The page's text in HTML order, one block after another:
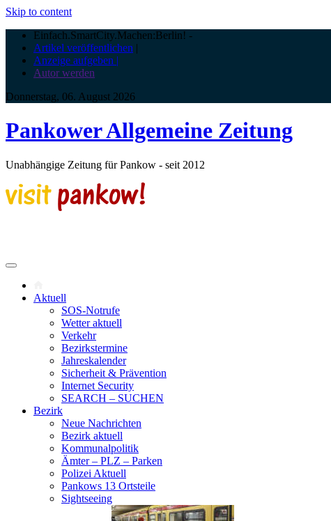
Skip to content
Einfach.SmartCity.Machen:Berlin! -
Artikel veröffentlichen |
Anzeige aufgeben |
Autor werden
Donnerstag, 06. August 2026
Pankower Allgemeine Zeitung
Unabhängige Zeitung für Pankow - seit 2012
Aktuell
SOS-Notrufe
Wetter aktuell
Verkehr
Bezirkstermine
Jahreskalender
Sicherheit & Prävention
Internet Security
SEARCH – SUCHEN
Bezirk
Neue Nachrichten
Bezirk aktuell
Kommunalpolitik
Ämter – PLZ – Parken
Polizei Aktuell
Pankows 13 Ortsteile
Sightseeing